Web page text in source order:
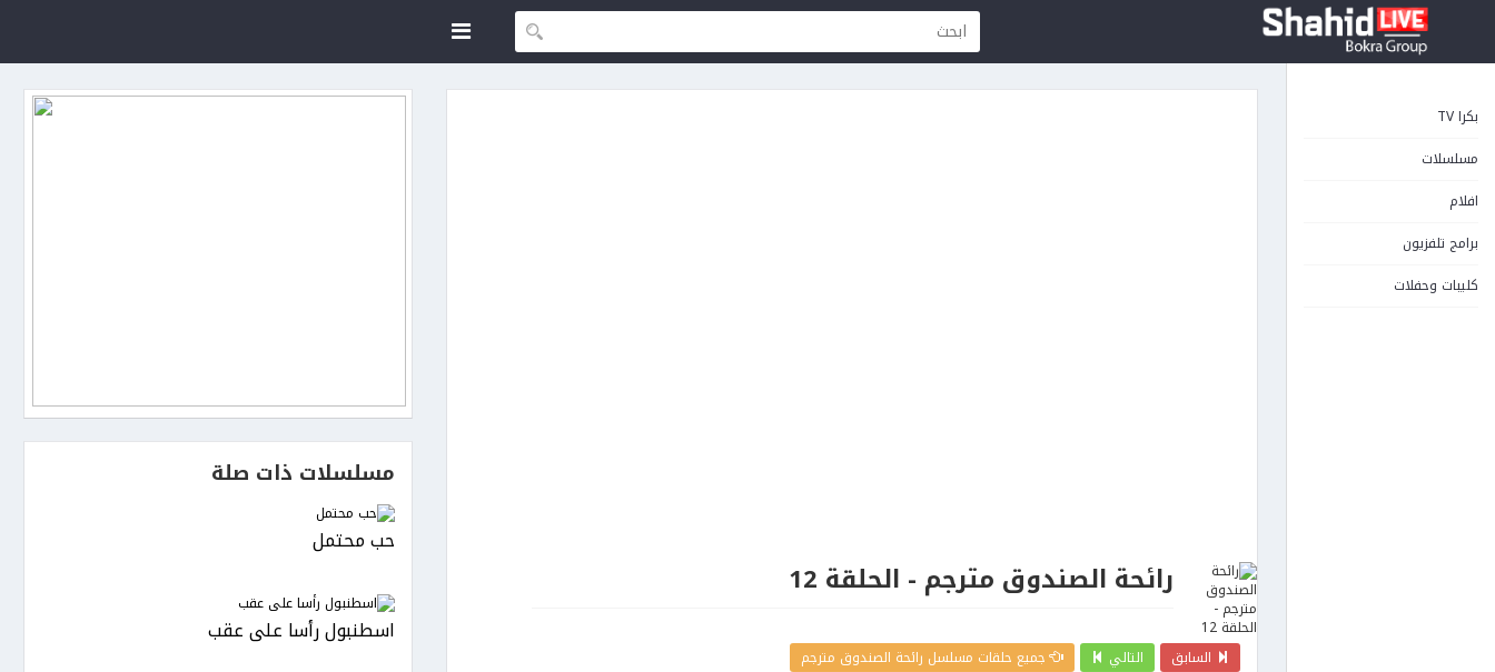
بكرا TV
مسلسلات
افلام
برامج تلفزيون
كليبات وحفلات
رائحة الصندوق مترجم - الحلقة 12
السابق التالي
جميع حلقات مسلسل رائحة الصندوق مترجم
مسلسلات ذات صلة
حب محتمل
اسطنبول رأسا على عقب